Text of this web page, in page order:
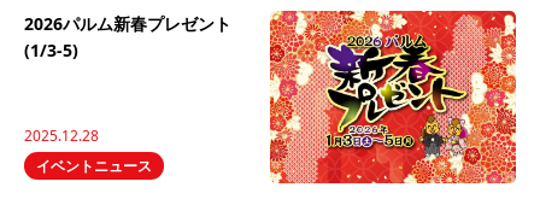
2026パルム新春プレゼント
(1/3-5)
2025.12.28
イベントニュース